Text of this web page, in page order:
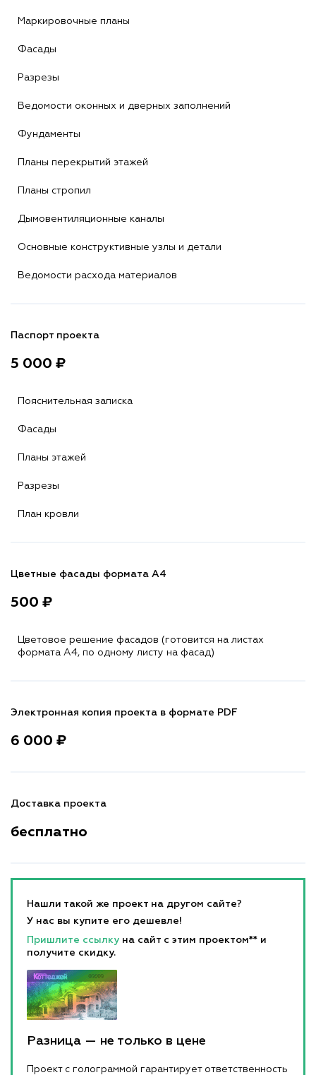
Маркировочные планы
Фасады
Разрезы
Ведомости оконных и дверных заполнений
Фундаменты
Планы перекрытий этажей
Планы стропил
Дымовентиляционные каналы
Основные конструктивные узлы и детали
Ведомости расхода материалов
Паспорт проекта
5 000 ₽
Пояснительная записка
Фасады
Планы этажей
Разрезы
План кровли
Цветные фасады формата А4
500 ₽
Цветовое решение фасадов (готовится на листах
формата A4, по одному листу на фасад)
Электронная копия проекта в формате PDF
6 000 ₽
Доставка проекта
бесплатно
Нашли такой же проект на другом сайте?
У нас вы купите его дешевле!
Пришлите ссылку на сайт с этим проектом** и
получите скидку.
Разница — не только в цене
Проект с голограммой гарантирует ответственность